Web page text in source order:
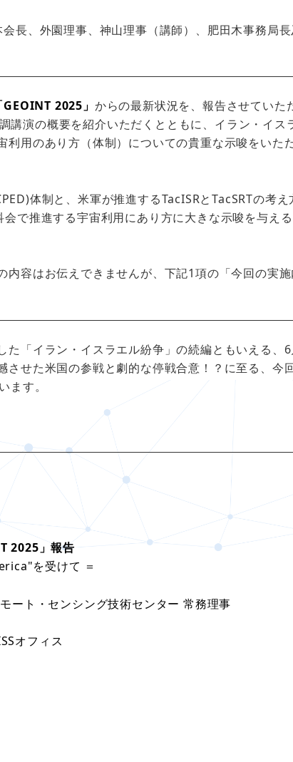
、外園理事、神山理事（講師）、肥田木事務局長
GEOINT 2025」 からの最新状況を、報告させていた
講演の概要を紹介いただくとともに、イラン・イス
用のあり方（体制）についての貴重な示唆をいた
体制と、米軍が推進するTacISRとTacSRTの考え
で推進する宇宙利用にあり方に大きな示唆を与え
はお伝えできませんが、下記1項の「今回の実施
「イラン・イスラエル紛争」の続編ともいえる、6
せた米国の参戦と劇的な停戦合意！？に至る、今
ます。
」報告
を受けて ＝
ート・センシング技術センター 常務理事
オフィス